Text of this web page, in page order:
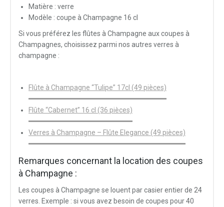
Matière : verre
Modèle : coupe à Champagne 16 cl
Si vous préférez les flûtes à Champagne aux coupes à
Champagnes, choisissez parmi nos autres verres à
champagne :
Flûte à Champagne “Tulipe” 17cl (49 pièces)
Flûte “Cabernet” 16 cl (36 pièces)
Verres à Champagne – Flûte Elegance (49 pièces)
Remarques concernant la location des coupes
à Champagne :
Les coupes à Champagne se louent par casier entier de 24
verres. Exemple : si vous avez besoin de coupes pour 40